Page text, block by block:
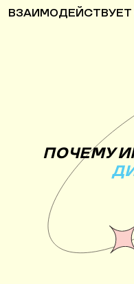
ПОЧЕМУ